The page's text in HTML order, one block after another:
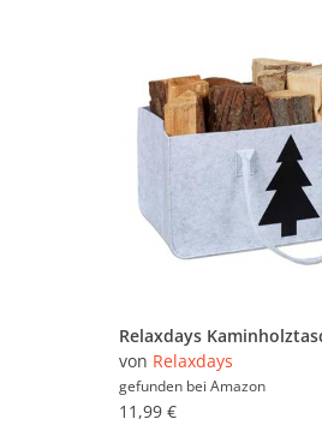
von Relaxdays
gefunden bei Amazon
11,99 €